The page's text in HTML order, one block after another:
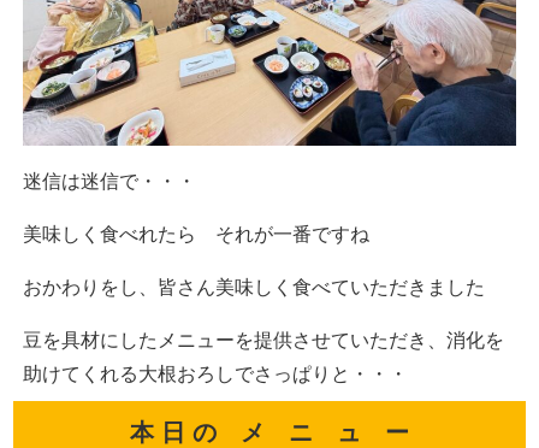
迷信は迷信で・・・
美味しく食べれたら それが一番ですね
おかわりをし、皆さん美味しく食べていただきました
豆を具材にしたメニューを提供させていただき、消化を
助けてくれる大根おろしでさっぱりと・・・
本 日 の メ ニ ュ ー